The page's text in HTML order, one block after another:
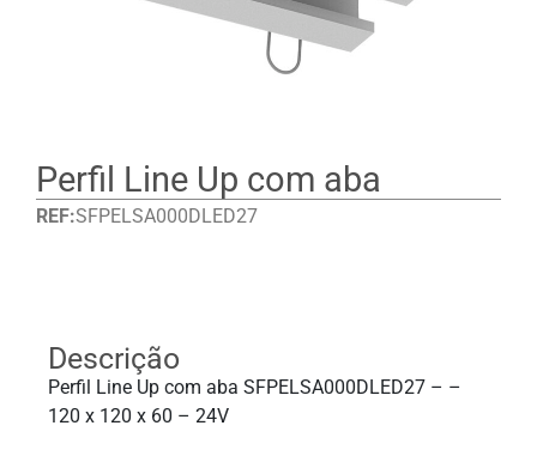
Perfil Line Up com aba
REF:SFPELSA000DLED27
Descrição
Perfil Line Up com aba SFPELSA000DLED27 – –
120 x 120 x 60 – 24V